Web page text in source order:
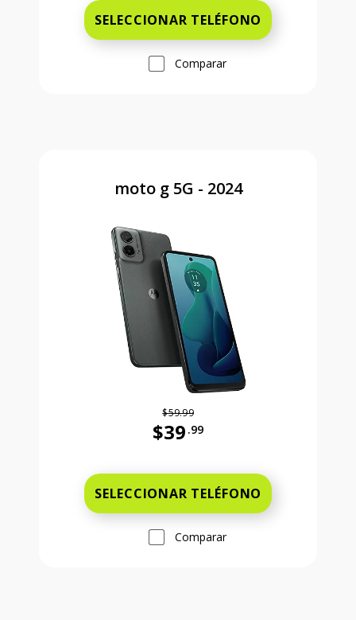
SELECCIONAR TELÉFONO
Comparar
moto g 5G - 2024
$59.99
$39 .99
SELECCIONAR TELÉFONO
Comparar